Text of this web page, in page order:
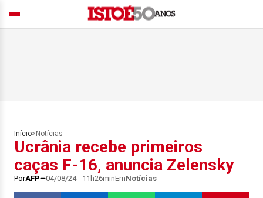
Início> Notícias
Ucrânia recebe primeiros
caças F-16, anuncia Zelensky
PorAFP 04/08/24 - 11h26minEmNotícias